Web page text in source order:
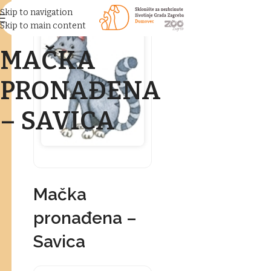
Skip to navigation
Skip to main content
MAČKA
PRONAĐENA
– SAVICA
Mačka
pronađena –
Savica